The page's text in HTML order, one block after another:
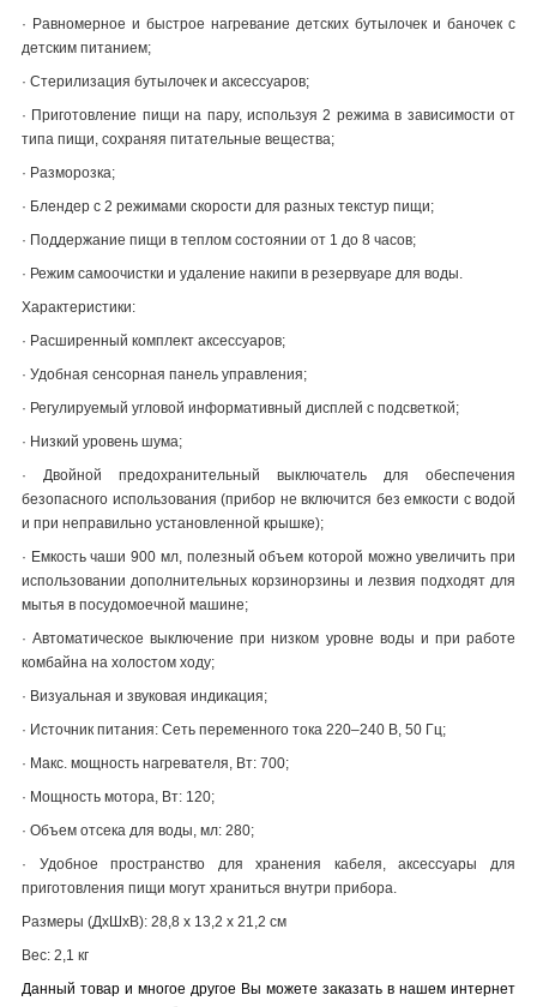
· Равномерное и быстрое нагревание детских бутылочек и баночек с
детским питанием;
· Стерилизация бутылочек и аксессуаров;
· Приготовление пищи на пару, используя 2 режима в зависимости от
типа пищи, сохраняя питательные вещества;
· Разморозка;
· Блендер с 2 режимами скорости для разных текстур пищи;
· Поддержание пищи в теплом состоянии от 1 до 8 часов;
· Режим самоочистки и удаление накипи в резервуаре для воды.
Характеристики:
· Расширенный комплект аксессуаров;
· Удобная сенсорная панель управления;
· Регулируемый угловой информативный дисплей с подсветкой;
· Низкий уровень шума;
· Двойной предохранительный выключатель для обеспечения
безопасного использования (прибор не включится без емкости с водой
и при неправильно установленной крышке);
· Емкость чаши 900 мл, полезный объем которой можно увеличить при
использовании дополнительных корзинорзины и лезвия подходят для
мытья в посудомоечной машине;
·Автоматическое выключение при низком уровне воды и при работе
комбайна на холостом ходу;
· Визуальная и звуковая индикация;
· Источник питания: Сеть переменного тока 220–240 В, 50 Гц;
· Макс. мощность нагревателя, Вт: 700;
· Мощность мотора, Вт: 120;
· Объем отсека для воды, мл: 280;
· Удобное пространство для хранения кабеля, аксессуары для
приготовления пищи могут храниться внутри прибора.
Размеры (ДхШхВ): 28,8 x 13,2 x 21,2 см
Вес: 2,1 кг
Данный товар и многое другое Вы можете заказать в нашем интернет